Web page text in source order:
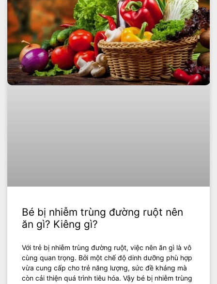
Bé bị nhiễm trùng đường ruột nên
ăn gì? Kiêng gì?
Với trẻ bị nhiễm trùng đường ruột, việc nên ăn gì là vô
cùng quan trọng. Bởi một chế độ dinh dưỡng phù hợp
vừa cung cấp cho trẻ năng lượng, sức đề kháng mà
còn cải thiện quá trình tiêu hóa. Vậy bé bị nhiễm trùng